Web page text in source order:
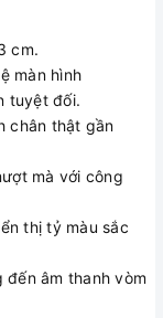
cm.
màn hình
tuyệt đối.
chân thật gần
mà với công
thị tỷ màu sắc
đến âm thanh vòm